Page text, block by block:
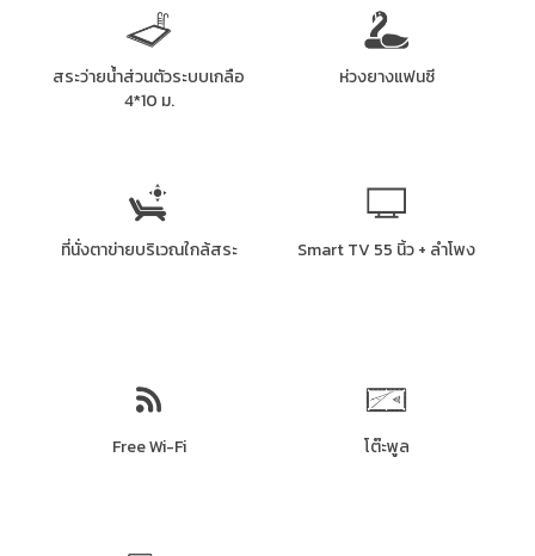
สระว่ายน้ำส่วนตัวระบบเกลือ
4*10 ม.
ห่วงยางแฟนซี
ที่นั่งตาข่ายบริเวณใกล้สระ Smart TV 55 นิ้ว + ลำโพง
Free Wi-Fi โต๊ะพูล